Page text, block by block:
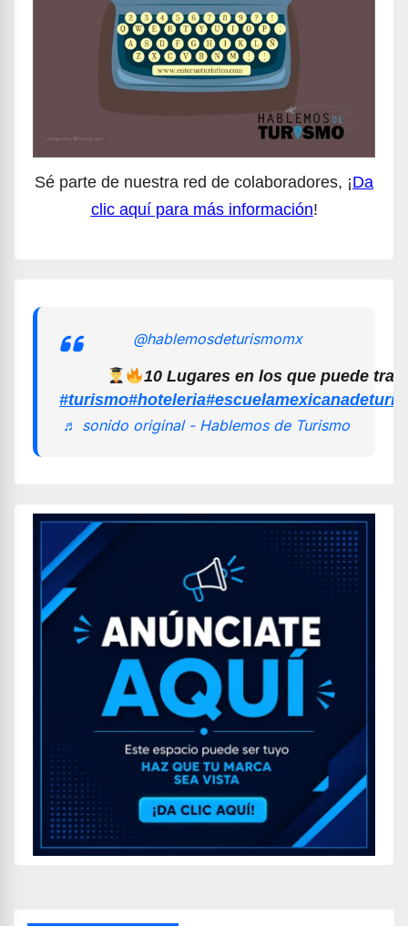
Sé parte de nuestra red de colaboradores, ¡Da
clic aquí para más información!
@hablemosdeturismomx
10 Lugares en los que puede
#turismo#hoteleria
♬ sonido original - Hablemos de Turismo